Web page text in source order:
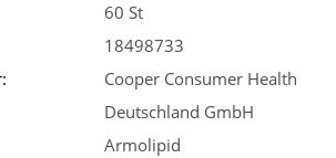
60 St
18498733
Cooper Consumer Health
Deutschland GmbH
Armolipid